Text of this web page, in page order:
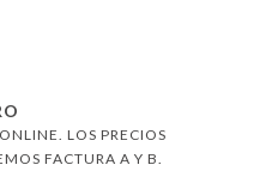
LOS PRECIOS
FACTURA A Y B.